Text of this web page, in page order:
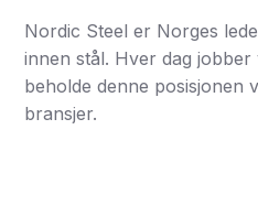
Nordic Steel er Norges
innen stål. Hver dag
beholde denne posisjonen
bransjer.